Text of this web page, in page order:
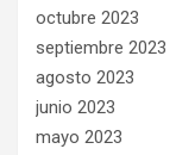
octubre 2023
septiembre 2023
agosto 2023
junio 2023
mayo 2023